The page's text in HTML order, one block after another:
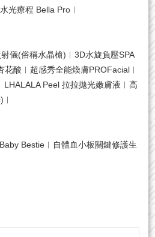
光療程 Bella Pro︱
儀(俗稱水晶槍) ︱3D水旋負壓SPA
酸︱超感秀全能煥膚PROFacial︱
Peel 拉拉拋光嫩膚液︱高
Bestie︱自體血小板關鍵修護生